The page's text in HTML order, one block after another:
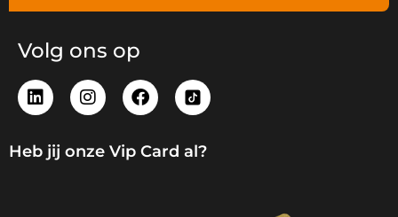
Volg ons op
L
i
k
e
I
n
a
F
a
e
b
Heb jij onze Vip Card al?